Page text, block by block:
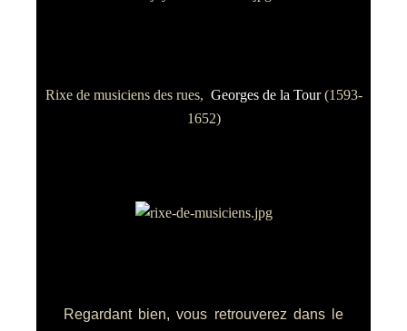
Rixe de musiciens des rues, Georges de la Tour(1593-
1652)
Regardant bien, vous retrouverez dans le